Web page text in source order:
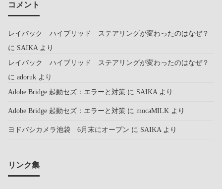
コメント
レイバック ハイブリッド ステアリングが変わったのはなぜ？
に SAIKAより
レイバック ハイブリッド ステアリングが変わったのはなぜ？
に adoruk より
Adobe Bridge 起動セズ：エラーと対策 に SAIKAより
Adobe Bridge 起動セズ：エラーと対策 に mocaMILK より
ヨドバシカメラ池袋 6月末にオープン に SAIKAより
リンク集